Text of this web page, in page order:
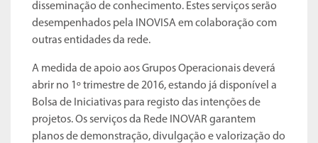
disseminação de conhecimento. Estes serviços serão
desempenhados pela INOVISA em colaboração com
outras entidades da rede.
A medida de apoio aos Grupos Operacionais deverá
abrir no 1º trimestre de 2016, estando já disponível a
Bolsa de Iniciativas para registo das intenções de
projetos. Os serviços da Rede INOVAR garantem
planos de demonstração, divulgação e valorização do